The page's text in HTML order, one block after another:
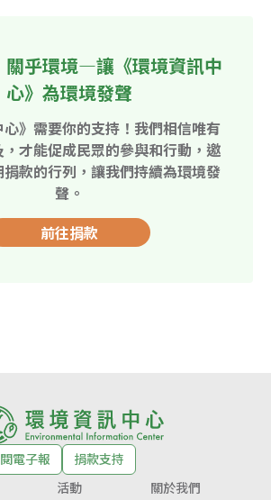
關乎環境—讓《環境資訊中
心》為環境發聲
心》需要你的支持！我們相信唯有
才能促成民眾的參與和行動，邀
款的行列，讓我們持續為環境發
聲。
前往捐款
電子報
捐款支持
活動 關於我們